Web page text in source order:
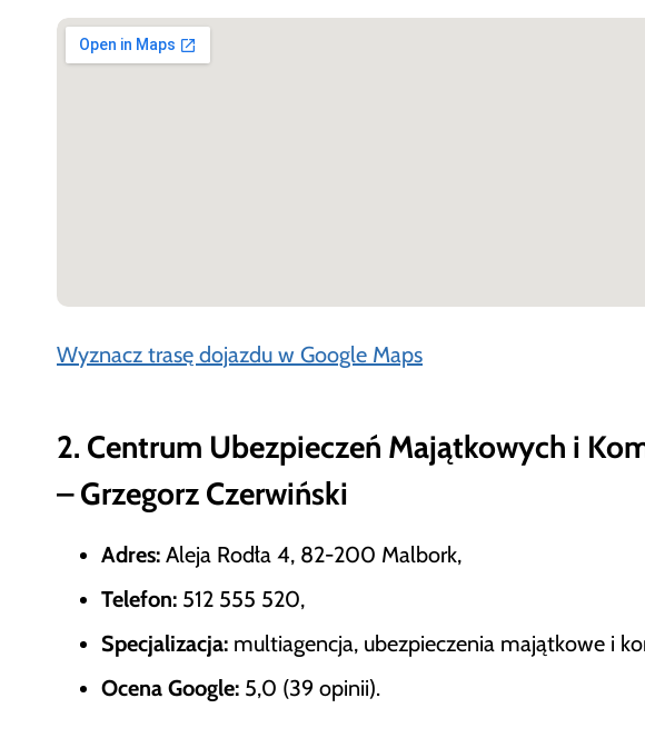
Wyznacz trasę dojazdu w Google Maps
2. Centrum Ubezpieczeń Majątkowych i
– Grzegorz Czerwiński
Adres: Aleja Rodła 4, 82-200 Malbork,
Telefon: 512 555 520,
Specjalizacja: multiagencja, ubezpieczenia majątkowe i
Ocena Google: 5,0 (39 opinii).